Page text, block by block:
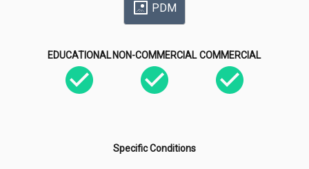
PDM
EDUCATIONAL NON-COMMERCIAL COMMERCIAL
Specific Conditions